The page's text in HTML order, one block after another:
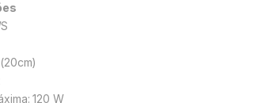
120 W